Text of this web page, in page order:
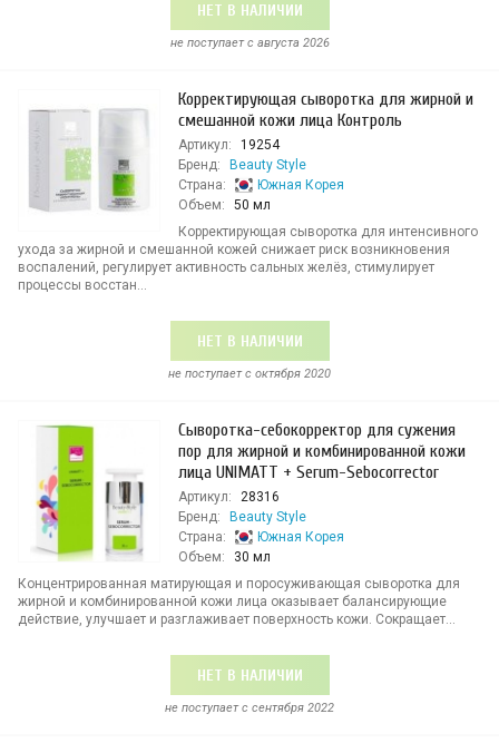
НЕТ В НАЛИЧИИ
не поступает c августа 2026
Корректирующая сыворотка для жирной и
смешанной кожи лица Контроль
Артикул:
19254
Бренд:
Beauty Style
Страна:
Южная Корея
Объем:
50 мл
Корректирующая сыворотка для интенсивного
ухода за жирной и смешанной кожей снижает риск возникновения
воспалений, регулирует активность сальных желёз, стимулирует
процессы восстан...
НЕТ В НАЛИЧИИ
не поступает c октября 2020
Сыворотка-себокорректор для сужения
пор для жирной и комбинированной кожи
лица UNIMATT + Serum-Sebocorrector
Артикул:
28316
Бренд:
Beauty Style
Страна:
Южная Корея
Объем:
30 мл
Концентрированная матирующая и поросуживающая сыворотка для
жирной и комбинированной кожи лица оказывает балансирующие
действие, улучшает и разглаживает поверхность кожи. Сокращает...
НЕТ В НАЛИЧИИ
не поступает c сентября 2022